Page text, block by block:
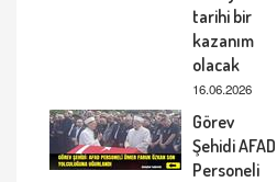
tarihi bir
kazanım
olacak
16.06.2026
Görev
Şehidi AFAD
Personeli